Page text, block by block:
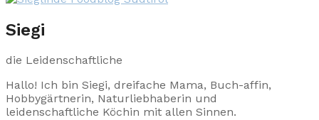
Siegi
die Leidenschaftliche
Hallo! Ich bin Siegi, dreifache Mama, Buch-affin,
Hobbygärtnerin, Naturliebhaberin und
leidenschaftliche Köchin mit allen Sinnen.